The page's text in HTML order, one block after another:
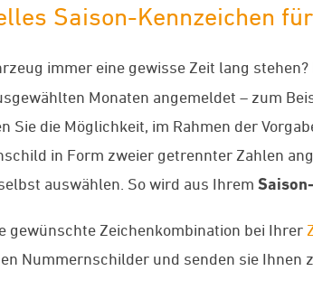
Saison-Kennzeichen
immer eine gewisse Zeit lang
Monaten angemeldet – zum
Sie die Möglichkeit, im Rahmen der
in Form zweier getrennter Zahlen
auswählen. So wird aus Ihrem
gewünschte Zeichenkombination bei Ihrer
Nummernschilder und senden sie Ihnen